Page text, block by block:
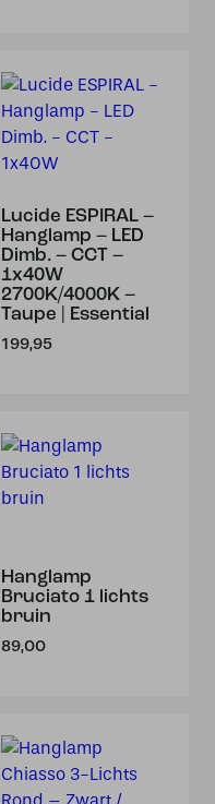
Lucide ESPIRAL –
Hanglamp – LED
Dimb. – CCT –
1x40W
2700K/4000K –
Taupe | Essential
199,95
Hanglamp
Bruciato 1 lichts
bruin
89,00